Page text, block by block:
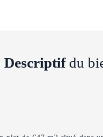
Descriptifdu